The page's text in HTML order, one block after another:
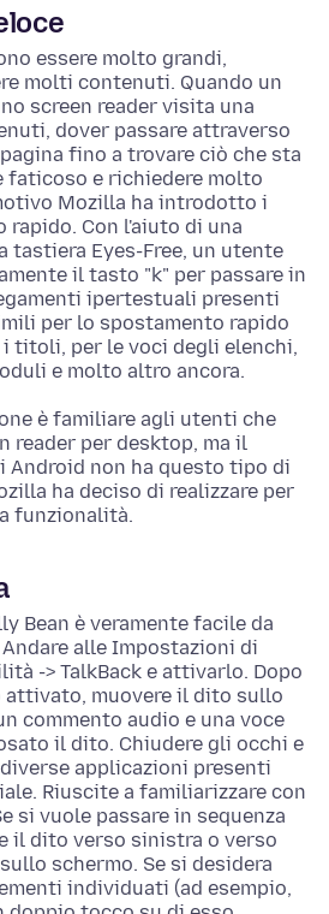
essere molto grandi,
molti contenuti. Quando un
screen reader visita una
dover passare attraverso
fino a trovare ciò che sta
faticoso e richiedere molto
Mozilla ha introdotto i
Con l'aiuto di una
tastiera Eyes-Free, un utente
il tasto "k" per passare in
ipertestuali presenti
per lo spostamento rapido
titoli, per le voci degli elenchi,
e molto altro ancora.
è familiare agli utenti che
reader per desktop, ma il
Android non ha questo tipo di
ha deciso di realizzare per
funzionalità.
Bean è veramente facile da
alle Impostazioni di
-> TalkBack e attivarlo. Dopo
attivato, muovere il dito sullo
commento audio e una voce
il dito. Chiudere gli occhi e
applicazioni presenti
Riuscite a familiarizzare con
si vuole passare in sequenza
il dito verso sinistra o verso
schermo. Se si desidera
individuati (ad esempio,